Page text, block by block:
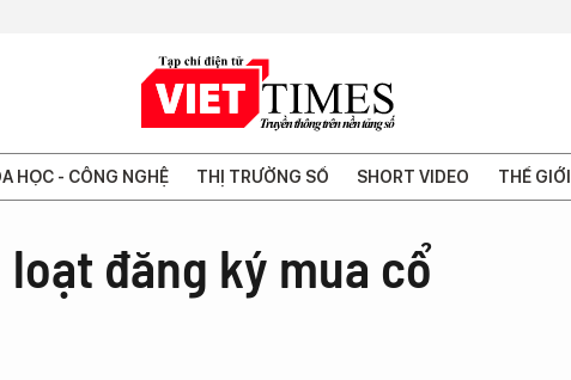
HỌC - CÔNG NGHỆ THỊ TRƯỜNG SỐ SHORT VIDEO THẾ GIỚI
đăng ký mua cổ